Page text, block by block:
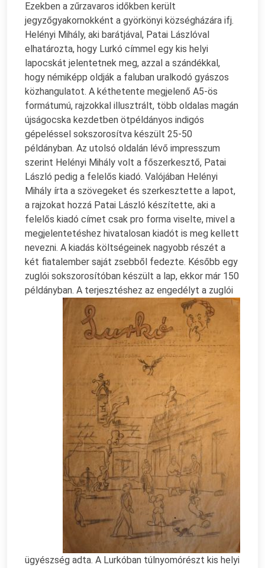
Ezekben a zűrzavaros időkben került
jegyzőgyakornokként a györkönyi községházára ifj.
Helényi Mihály, aki barátjával, Patai Lászlóval
elhatározta, hogy Lurkó címmel egy kis helyi
lapocskát jelentetnek meg, azzal a szándékkal,
hogy némiképp oldják a faluban uralkodó gyászos
közhangulatot. A kéthetente megjelenő A5-ös
formátumú, rajzokkal illusztrált, több oldalas magán
újságocska kezdetben ötpéldányos indigós
gépeléssel sokszorosítva készült 25-50
példányban. Az utolsó oldalán lévő impresszum
szerint Helényi Mihály volt a főszerkesztő, Patai
László pedig a felelős kiadó. Valójában Helényi
Mihály írta a szövegeket és szerkesztette a lapot,
a rajzokat hozzá Patai László készítette, aki a
felelős kiadó címet csak pro forma viselte, mivel a
megjelentetéshez hivatalosan kiadót is meg kellett
nevezni. A kiadás költségeinek nagyobb részét a
két fiatalember saját zsebből fedezte. Később egy
zuglói sokszorosítóban készült a lap, ekkor már 150
példányban. A terjesztéshez az engedélyt a zuglói
ügyészség adta. A Lurkóban túlnyomórészt kis helyi